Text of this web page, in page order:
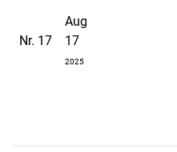
Nr. 17
Aug
17
2025